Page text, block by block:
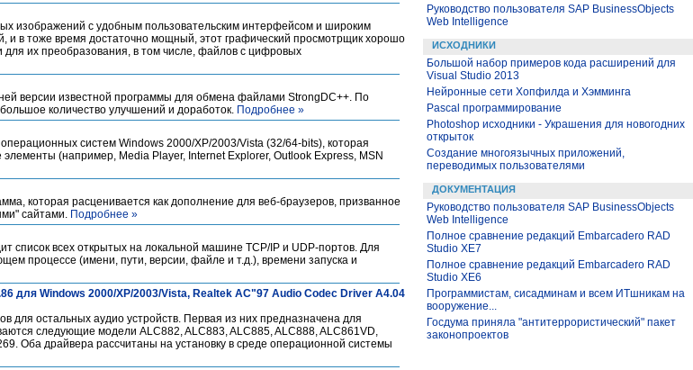
изображений с удобным пользовательским интерфейсом и широким
и в тоже время достаточно мощный, этот графический просмотрщик хорошо
для их преобразования, в том числе, файлов с цифровых
версии известной программы для обмена файлами StrongDC++. По
количество улучшений и доработок. Подробнее »
систем Windows 2000/XP/2003/Vista (32/64-bits), которая
(например, Media Player, Internet Explorer, Outlook Express, MSN
которая расценивается как дополнение для веб-браузеров, призванное
сайтами. Подробнее »
список всех открытых на локальной машине TCP/IP и UDP-портов. Для
процессе (имени, пути, версии, файле и т.д.), времени запуска и
для Windows 2000/XP/2003/Vista, Realtek AC"97 Audio Codec Driver А4.04
для остальных аудио устройств. Первая из них предназначена для
следующие модели ALC882, ALC883, ALC885, ALC888, ALC861VD,
Оба драйвера рассчитаны на установку в среде операционной системы
Руководство пользователя SAP BusinessObjects
Web Intelligence
ИСХОДНИКИ
Большой набор примеров кода расширений для
Visual Studio 2013
Нейронные сети Хопфилда и Хэмминга
Pascal программирование
Photoshop исходники - Украшения для новогодних
открыток
Создание многоязычных приложений,
переводимых пользователями
ДОКУМЕНТАЦИЯ
Руководство пользователя SAP BusinessObjects
Web Intelligence
Полное сравнение редакций Embarcadero RAD
Studio XE7
Полное сравнение редакций Embarcadero RAD
Studio XE6
Программистам, сисадминам и всем ИТшникам на
вооружение...
Госдума приняла "антитеррористический" пакет
законопроектов